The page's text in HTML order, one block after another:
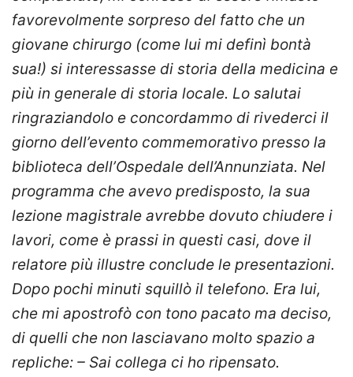
favorevolmente sorpreso del fatto che un
giovane chirurgo (come lui mi definì bontà
sua!) si interessasse di storia della medicina e
più in generale di storia locale. Lo salutai
ringraziandolo e concordammo di rivederci il
giorno dell’evento commemorativo presso la
biblioteca dell’Ospedale dell’Annunziata. Nel
programma che avevo predisposto, la sua
lezione magistrale avrebbe dovuto chiudere i
lavori, come è prassi in questi casi, dove il
relatore più illustre conclude le presentazioni.
Dopo pochi minuti squillò il telefono. Era lui,
che mi apostrofò con tono pacato ma deciso,
di quelli che non lasciavano molto spazio a
repliche: – Sai collega ci ho ripensato.